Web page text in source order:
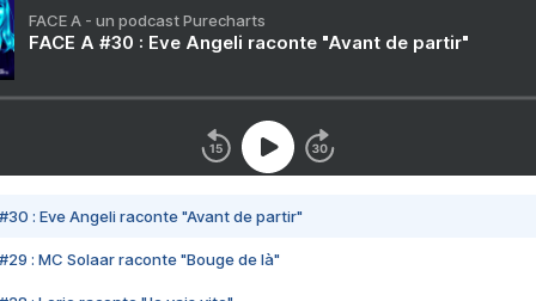
FACE A - un podcast Purecharts
FACE A #30 : Eve Angeli raconte "Avant de partir"
#30 : Eve Angeli raconte "Avant de partir"
#29 : MC Solaar raconte "Bouge de là"